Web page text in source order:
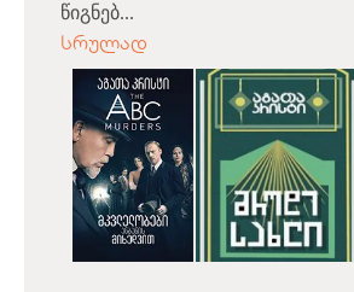
წიგნებ...
სრულად